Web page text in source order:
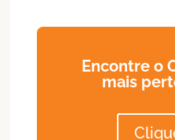
Encontre o
mais